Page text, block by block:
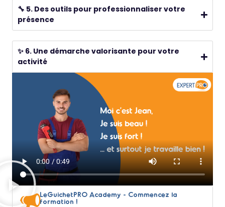
LeGuichetPRO Academy - Commencez la
formation !
🔧 5. Des outils pour professionnaliser votre
présence
✨ 6. Une démarche valorisante pour votre
activité